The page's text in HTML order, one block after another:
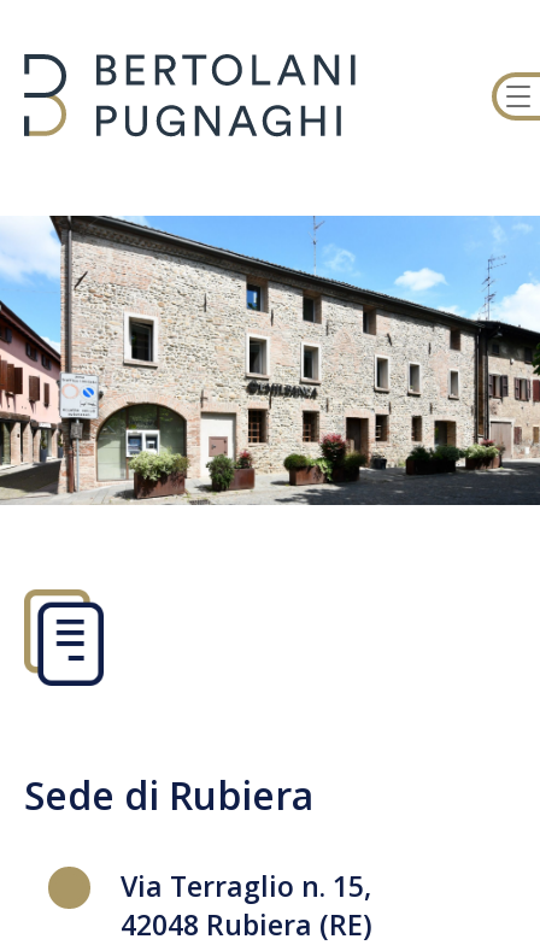
Sede di Rubiera
Via Terraglio n. 15,
42048 Rubiera (RE)